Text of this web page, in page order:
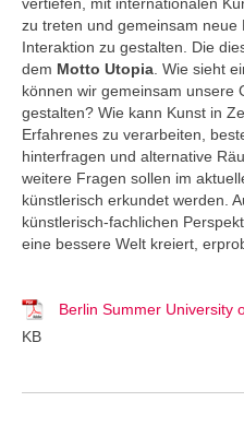
zu treten und gemeinsam neue
Interaktion zu gestalten. Die
dem Motto Utopia . Wie sieht
können wir gemeinsam unsere
gestalten? Wie kann Kunst in
Erfahrenes zu verarbeiten,
hinterfragen und alternative
weitere Fragen sollen im
künstlerisch erkundet werden.
künstlerisch-fachlichen
eine bessere Welt kreiert,
Berlin Summer University
KB